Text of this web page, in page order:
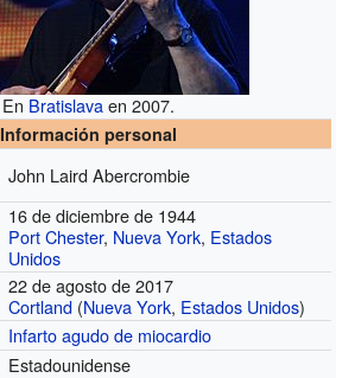
En Bratislavaen 2007.
Información personal
John Laird Abercrombie
16 de diciembre de 1944
Port Chester, Nueva York, Estados
Unidos
22 de agosto de 2017
Cortland (Nueva York, Estados Unidos)
Infarto agudo de miocardio
Estadounidense